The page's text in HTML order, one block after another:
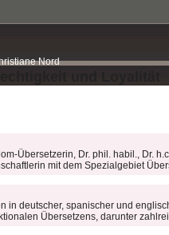
Übersetzerin, Dr. phil. habil., Dr.
mit dem Spezialgebiet
in deutscher, spanischer und
Übersetzens, darunter